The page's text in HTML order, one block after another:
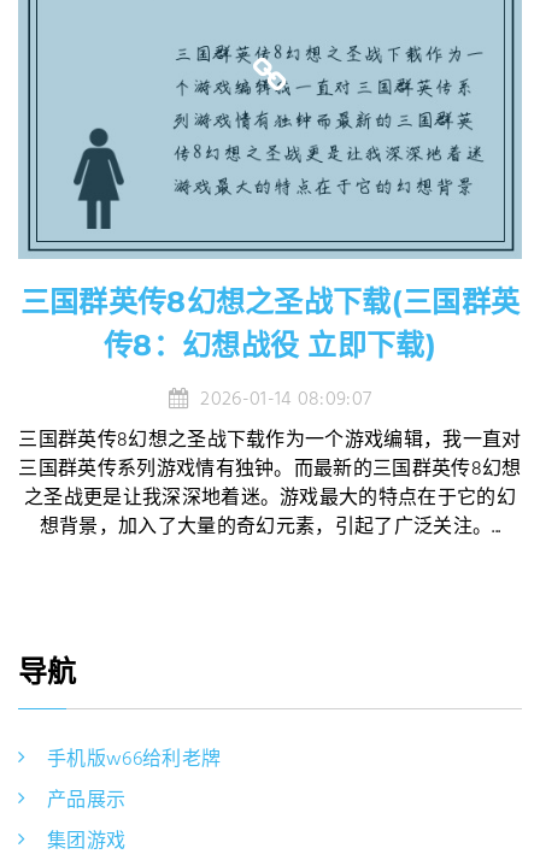
三国群英传8幻想之圣战下载(三国群英
传8：幻想战役 立即下载)
2026-01-14 08:09:07
三国群英传8幻想之圣战下载作为一个游戏编辑，我一直对
三国群英传系列游戏情有独钟。而最新的三国群英传8幻想
之圣战更是让我深深地着迷。游戏最大的特点在于它的幻
想背景，加入了大量的奇幻元素，引起了广泛关注。...
导航
手机版w66给利老牌
产品展示
集团游戏